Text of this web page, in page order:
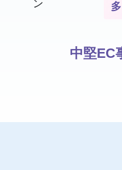
中堅EC